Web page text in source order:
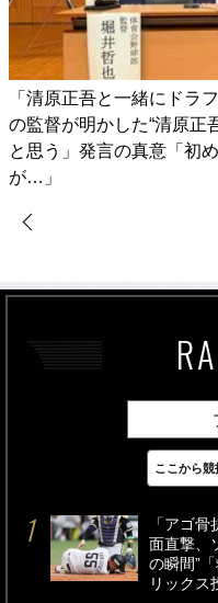
「清原正吾と一緒にドラ
の監督が明かした“清原正
と思う」発言の真意「初
が…」
最新
「アゴ
面直撃、
の瞬間”
リックス
ここから